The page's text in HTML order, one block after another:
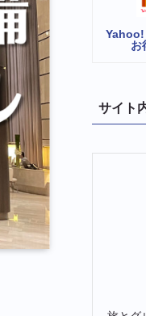
Yahoo!
お
サイト